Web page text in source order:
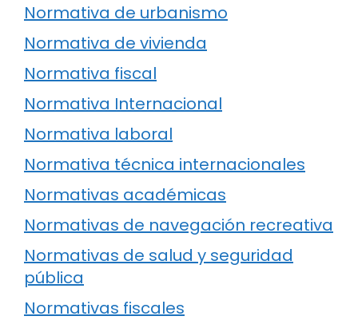
Normativa de urbanismo
Normativa de vivienda
Normativa fiscal
Normativa Internacional
Normativa laboral
Normativa técnica internacionales
Normativas académicas
Normativas de navegación recreativa
Normativas de salud y seguridad
pública
Normativas fiscales